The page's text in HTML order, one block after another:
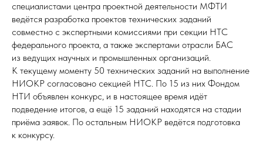
специалистами центра проектной деятельности МФТИ
ведётся разработка проектов технических заданий
совместно с экспертными комиссиями при секции НТС
федерального проекта, а также экспертами отрасли БАС
из ведущих научных и промышленных организаций.
К текущему моменту 50 технических заданий на выполнение
НИОКР согласовано секцией НТС. По 15 из них Фондом
НТИ объявлен конкурс, и в настоящее время идёт
подведение итогов, а ещё 15 заданий находятся на стадии
приёма заявок. По остальным НИОКР ведётся подготовка
к конкурсу.